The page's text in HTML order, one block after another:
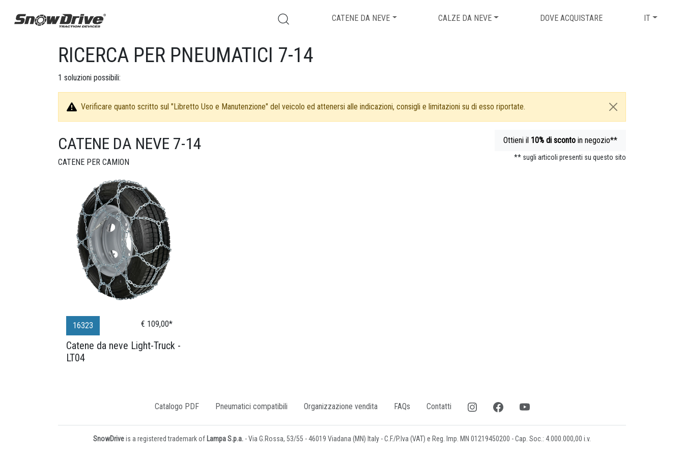
CATENE DA NEVE CALZE DA NEVE DOVE ACQUISTARE IT
RICERCA PER PNEUMATICI 7-14
1 soluzioni possibili:
Verificare quanto scritto sul "Libretto Uso e Manutenzione" del veicolo ed attenersi alle indicazioni, consigli e limitazioni su di esso riportate.
CATENE DA NEVE 7-14
CATENE PER CAMION
Ottieni il 10% di sconto in negozio**
** sugli articoli presenti su questo sito
16323 € 109,00*
Catene da neve Light-Truck -
LT04
Catalogo PDF Pneumatici compatibili Organizzazione vendita FAQs Contatti
SnowDriveis a registered trademark of Lampa S.p.a. - Via G.Rossa, 53/55 - 46019 Viadana (MN) Italy - C.F./P.Iva (VAT) e Reg. Imp. MN 01219450200 - Cap. Soc.: 4.000.000,00 i.v.